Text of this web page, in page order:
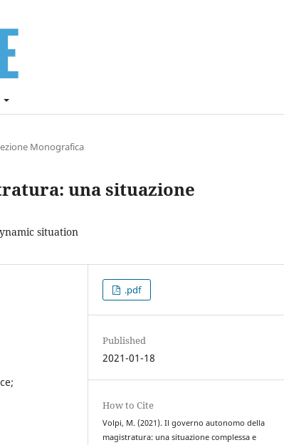
Monografica
una situazione
situation
.pdf
Published
2021-01-18
How to Cite
Volpi, M. (2021). Il governo autonomo della
magistratura: una situazione complessa e